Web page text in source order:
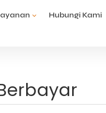
Hubungi Kami